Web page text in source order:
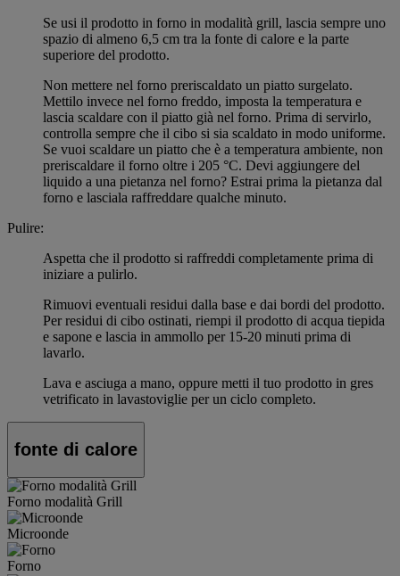
Se usi il prodotto in forno in modalità grill, lascia sempre uno
spazio di almeno 6,5 cm tra la fonte di calore e la parte
superiore del prodotto.
Non mettere nel forno preriscaldato un piatto surgelato.
Mettilo invece nel forno freddo, imposta la temperatura e
lascia scaldare con il piatto già nel forno. Prima di servirlo,
controlla sempre che il cibo si sia scaldato in modo uniforme.
Se vuoi scaldare un piatto che è a temperatura ambiente, non
preriscaldare il forno oltre i 205 °C. Devi aggiungere del
liquido a una pietanza nel forno? Estrai prima la pietanza dal
forno e lasciala raffreddare qualche minuto.
Pulire:
Aspetta che il prodotto si raffreddi completamente prima di
iniziare a pulirlo.
Rimuovi eventuali residui dalla base e dai bordi del prodotto.
Per residui di cibo ostinati, riempi il prodotto di acqua tiepida
e sapone e lascia in ammollo per 15-20 minuti prima di
lavarlo.
Lava e asciuga a mano, oppure metti il tuo prodotto in gres
vetrificato in lavastoviglie per un ciclo completo.
fonte di calore
Forno modalità Grill
Microonde
Forno